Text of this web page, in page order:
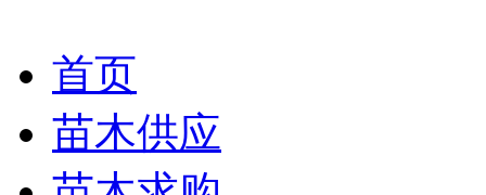
首页
苗木供应